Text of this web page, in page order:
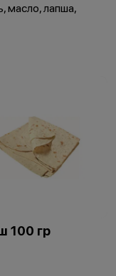
масло, лапша,
100 гр